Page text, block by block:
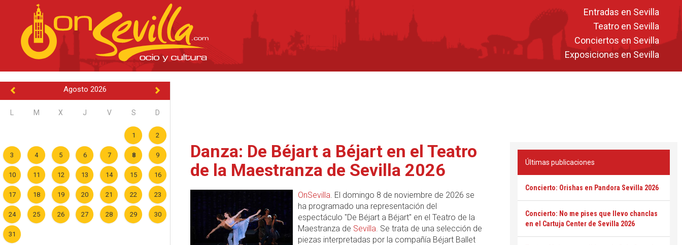
Entradas en Sevilla
Teatro en Sevilla
Conciertos en Sevilla
Exposiciones en Sevilla
Agosto 2026
M X J V S D
1 2
3 4 5 6 7 8 9
10 11 12 13 14 15 16
17 18 19 20 21 22 23
24 25 26 27 28 29 30
31
Danza: De Béjart a Béjart en el Teatro
de la Maestranza de Sevilla 2026
OnSevilla. El domingo 8 de noviembre de 2026 se
ha programado una representación del
espectáculo "De Béjart a Béjart" en el Teatro de la
Maestranza de Sevilla. Se trata de una selección de
piezas interpretadas por la compañía Béjart Ballet
Últimas publicaciones
Concierto: Orishas en Pandora Sevilla 2026
Concierto: No me pises que llevo chanclas
en el Cartuja Center de Sevilla 2026